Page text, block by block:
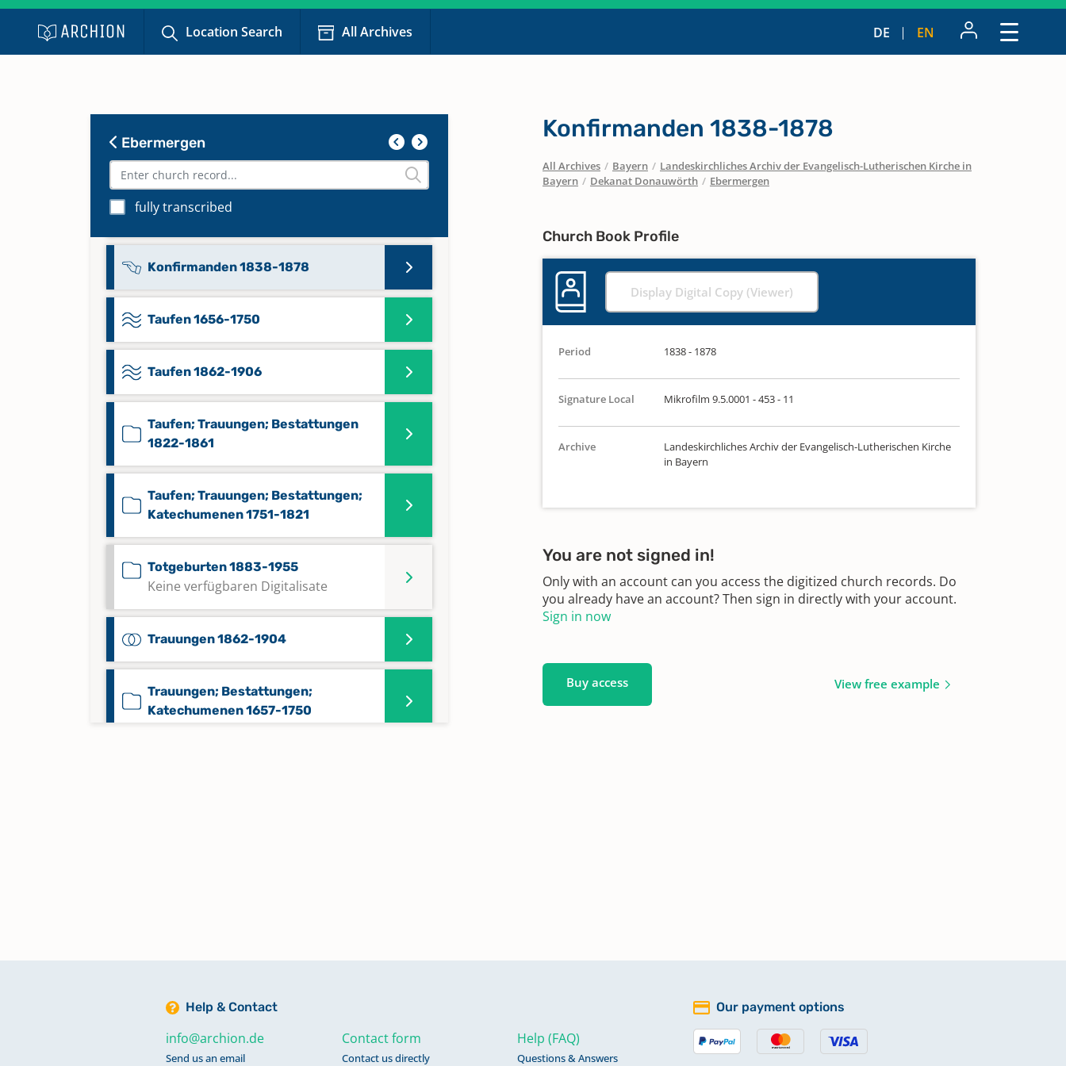
Location Search All Archives DE EN
Ebermergen
fully transcribed
Keine verfügbaren Digitalisate
Kommunikanten 1913-1937
Keine verfügbaren Digitalisate
Konfirmanden 1838-1878
Taufen 1656-1750
Taufen 1862-1906
Taufen; Trauungen; Bestattungen
1822-1861
Taufen; Trauungen; Bestattungen;
Katechumenen 1751-1821
Totgeburten 1883-1955
Keine verfügbaren Digitalisate
Trauungen 1862-1904
Trauungen; Bestattungen;
Katechumenen 1657-1750
Konfirmanden 1838-1878
All Archives / Bayern / Landeskirchliches Archiv der Evangelisch-Lutherischen Kirche in
Bayern / Dekanat Donauwörth / Ebermergen
Church Book Profile
Display Digital Copy (Viewer)
Period 1838 - 1878
Signature Local Mikrofilm 9.5.0001 - 453 - 11
Archive
Landeskirchliches Archiv der Evangelisch-Lutherischen Kirche
in Bayern
You are not signed in!
Only with an account can you access the digitized church records. Do
you already have an account? Then sign in directly with your account.
Sign in now
Buy access View free example
Help & Contact
info@archion.de
Send us an email
Contact form
Contact us directly
Help (FAQ)
Questions & Answers
Our payment options